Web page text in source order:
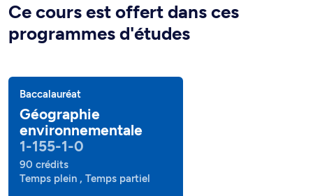
Ce cours est offert dans ces
programmes d'études
Baccalauréat
Géographie
environnementale
1-155-1-0
90 crédits
Temps plein , Temps partiel